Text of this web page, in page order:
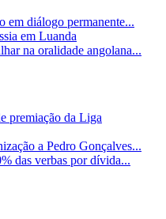
em diálogo permanente...
em Luanda
na oralidade angolana...
premiação da Liga
a Pedro Gonçalves...
das verbas por dívida...